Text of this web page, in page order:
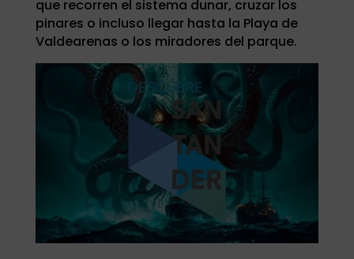
que recorren el sistema dunar, cruzar los
pinares o incluso llegar hasta la Playa de
Valdearenas o los miradores del parque.